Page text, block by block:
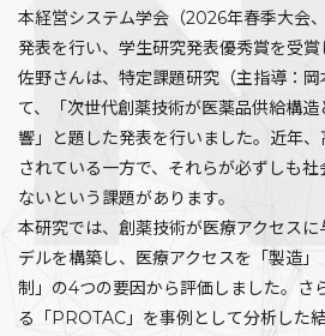
本経営システム学会（2026年春季大会
発表を行い、学生研究発表優秀賞を受賞
佐野さんは、特定課題研究（主指導：
て、「次世代創薬技術が医薬品供給構
響」と題した発表を行いました。近年
されている一方で、それらが必ずしも
ないという課題があります。
本研究では、創薬技術が医療アクセス
デルを構築し、医療アクセスを「製造
制」の4つの要因から評価しました。さ
る「PROTAC」を事例として分析した